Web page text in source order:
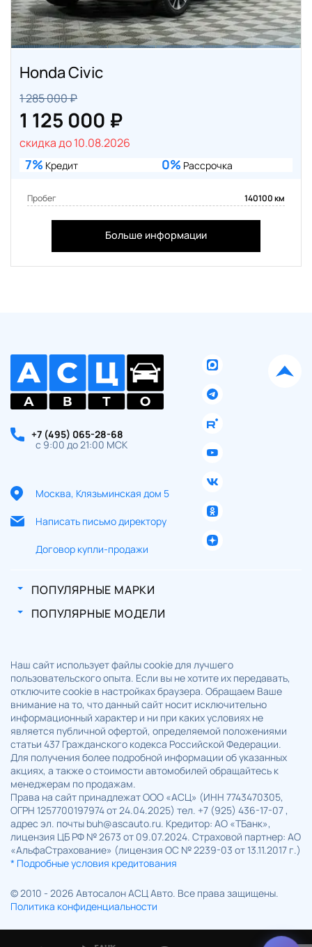
Honda Civic
1 285 000 ₽
1 125 000 ₽
скидка до 10.08.2026
7% Кредит 0% Рассрочка
Пробег 140100 км
Больше информации
+7 (495) 065-28-68
с 9:00 до 21:00 МСК
Москва, Клязьминская дом 5
Написать письмо директору
Договор купли-продажи
ПОПУЛЯРНЫЕ МАРКИ
ПОПУЛЯРНЫЕ МОДЕЛИ
Наш сайт использует файлы cookie для лучшего
пользовательского опыта. Если вы не хотите их передавать,
отключите cookie в настройках браузера. Обращаем Ваше
внимание на то, что данный сайт носит исключительно
информационный характер и ни при каких условиях не
является публичной офертой, определяемой положениями
статьи 437 Гражданского кодекса Российской Федерации.
Для получения более подробной информации об указанных
акциях, а также о стоимости автомобилей обращайтесь к
менеджерам по продажам.
Права на сайт принадлежат ООО «АСЦ» (ИНН 7743470305,
ОГРН 1257700197974 от 24.04.2025) тел. +7 (925) 436-17-07 ,
адрес эл. почты buh@ascauto.ru. Кредитор: АО «ТБанк»,
лицензия ЦБ РФ № 2673 от 09.07.2024. Страховой партнер: АО
«АльфаСтрахование» (лицензия ОС № 2239-03 от 13.11.2017 г.)
* Подробные условия кредитования
© 2010 - 2026 Автосалон АСЦ Авто. Все права защищены.
Политика конфиденциальности